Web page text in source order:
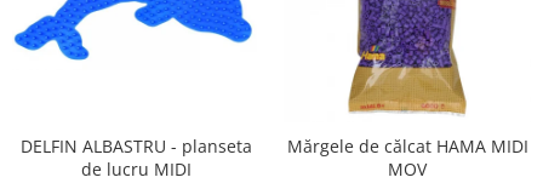
DELFIN ALBASTRU - planseta
de lucru MIDI
Mărgele de călcat HAMA MIDI
MOV